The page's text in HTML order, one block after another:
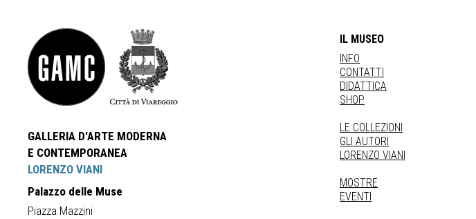
GALLERIA D'ARTE MODERNA
E CONTEMPORANEA
LORENZO VIANI
Palazzo delle Muse
Piazza Mazzini
IL MUSEO
INFO
CONTATTI
DIDATTICA
SHOP
LE COLLEZIONI
GLI AUTORI
LORENZO VIANI
MOSTRE
EVENTI